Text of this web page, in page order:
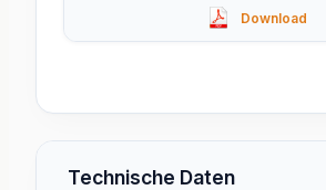
Technische Daten